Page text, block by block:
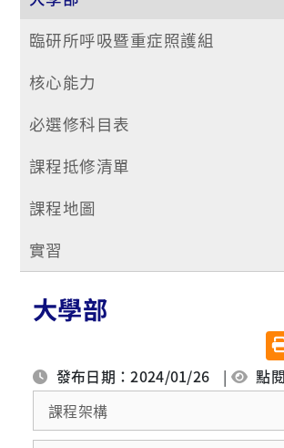
臨研所呼吸暨重症照護組
核心能力
必選修科目表
課程抵修清單
課程地圖
實習
大學部
發布日期：2024/01/26 | 點
課程架構